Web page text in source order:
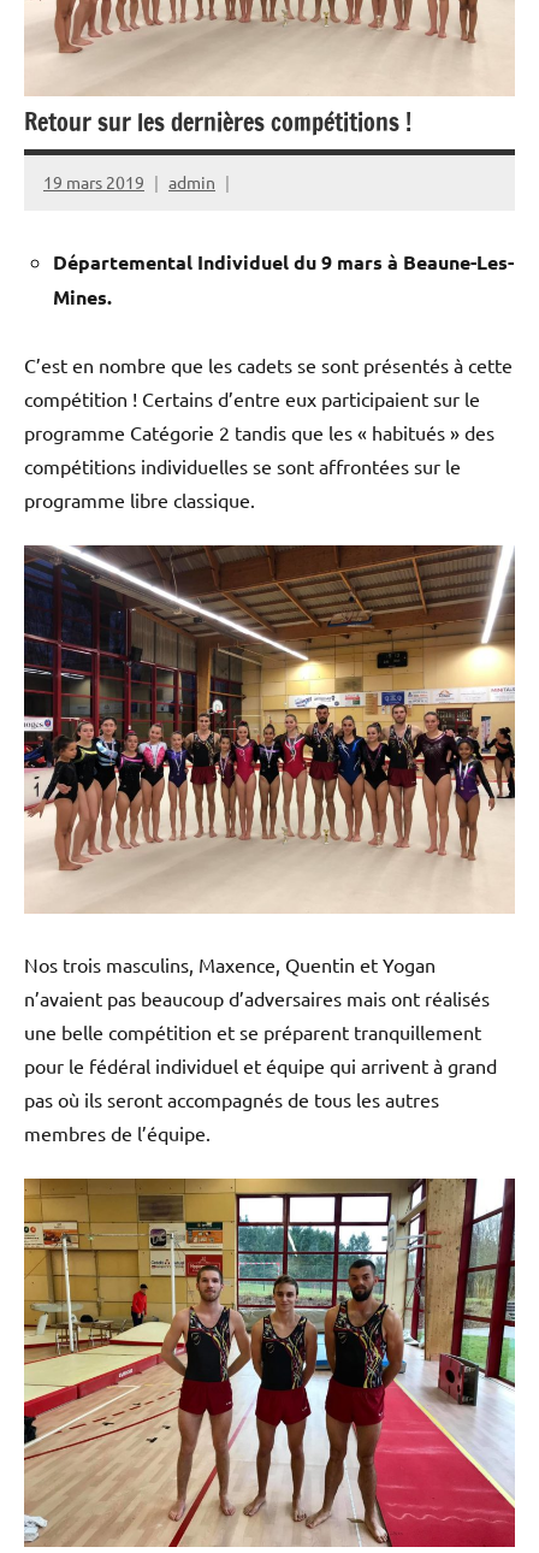
Street
Workout
Retour sur les dernières compétitions !
19 mars 2019 admin
Départemental Individuel du 9 mars à Beaune-Les-
Mines.
C’est en nombre que les cadets se sont présentés à cette
compétition ! Certains d’entre eux participaient sur le
programme Catégorie 2 tandis que les « habitués » des
compétitions individuelles se sont affrontées sur le
programme libre classique.
Nos trois masculins, Maxence, Quentin et Yogan
n’avaient pas beaucoup d’adversaires mais ont réalisés
une belle compétition et se préparent tranquillement
pour le fédéral individuel et équipe qui arrivent à grand
pas où ils seront accompagnés de tous les autres
membres de l’équipe.